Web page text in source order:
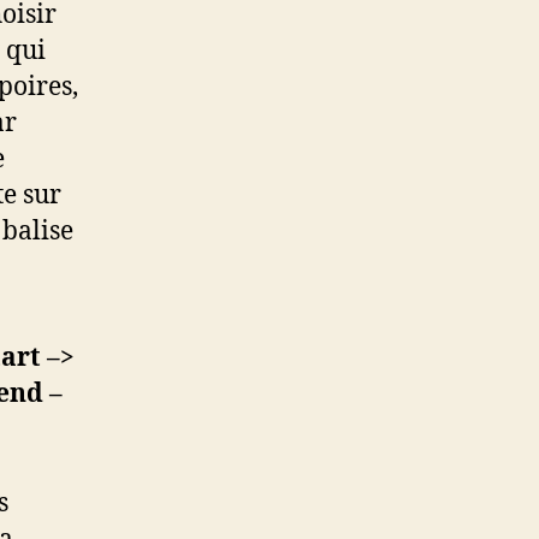
qui
sur
–>
–